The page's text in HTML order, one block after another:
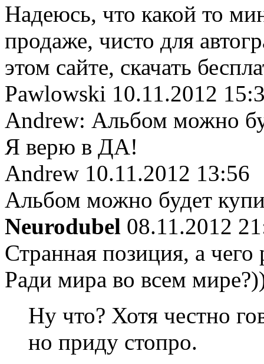
Надеюсь, что какой то
продаже, чисто для
этом сайте, скачать
Pawlowski 10.11.2012
Andrew: Альбом можно
Я верю в ДА!
Andrew 10.11.2012 13:56
Альбом можно будет
Neurodubel 08.11.2012
Странная позиция, а чего
Ради мира во всем
Ну что? Хотя честно
но приду стопро.